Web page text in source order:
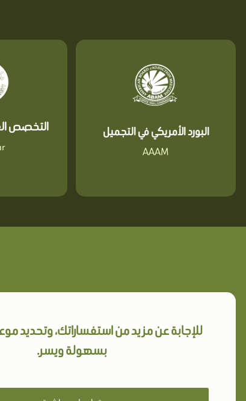
البورد الأمريكي في التجميل
AAAM
التخصص
للإجابة عن مزيد من استفساراتك، وتحديد
بسهولة ويسر.